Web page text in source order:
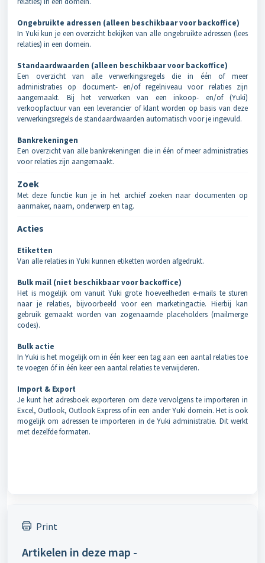
Ongebruikte adressen (alleen beschikbaar voor backoffice)
In Yuki kun je een overzicht bekijken van alle ongebruikte adressen (lees
relaties) in een domein.
Standaardwaarden (alleen beschikbaar voor backoffice)
Een overzicht van alle verwerkingsregels die in één of meer
administraties op document- en/of regelniveau voor relaties zijn
aangemaakt. Bij het verwerken van een inkoop- en/of (Yuki)
verkoopfactuur van een leverancier of klant worden op basis van deze
verwerkingsregels de standaardwaarden automatisch voor je ingevuld.
Bankrekeningen
Een overzicht van alle bankrekeningen die in één of meer administraties
voor relaties zijn aangemaakt.
Zoek
Met deze functie kun je in het archief zoeken naar documenten op
aanmaker, naam, onderwerp en tag.
Acties
Etiketten
Van alle relaties in Yuki kunnen etiketten worden afgedrukt.
Bulk mail (niet beschikbaar voor backoffice)
Het is mogelijk om vanuit Yuki grote hoeveelheden e-mails te sturen
naar je relaties, bijvoorbeeld voor een marketingactie. Hierbij kan
gebruik gemaakt worden van zogenaamde placeholders (mailmerge
codes).
Bulk actie
In Yuki is het mogelijk om in één keer een tag aan een aantal relaties toe
te voegen óf in één keer een aantal relaties te verwijderen.
Import & Export
Je kunt het adresboek exporteren om deze vervolgens te importeren in
Excel, Outlook, Outlook Express of in een ander Yuki domein. Het is ook
mogelijk om adressen te importeren in de Yuki administratie. Dit werkt
met dezelfde formaten.
Print
Artikelen in deze map -